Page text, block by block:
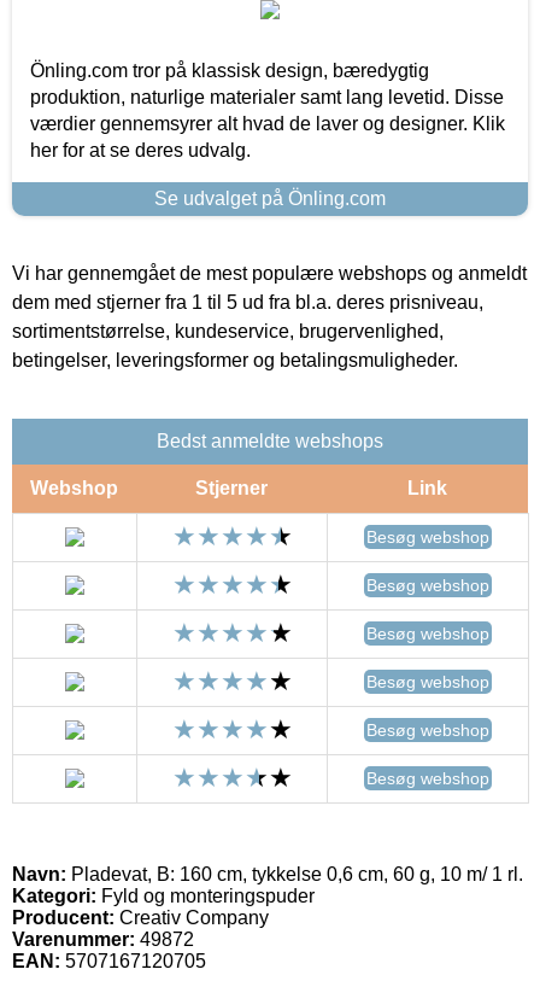
Önling.com tror på klassisk design, bæredygtig
produktion, naturlige materialer samt lang levetid. Disse
værdier gennemsyrer alt hvad de laver og designer. Klik
her for at se deres udvalg.
Se udvalget på Önling.com
Vi har gennemgået de mest populære webshops og anmeldt
dem med stjerner fra 1 til 5 ud fra bl.a. deres prisniveau,
sortimentstørrelse, kundeservice, brugervenlighed,
betingelser, leveringsformer og betalingsmuligheder.
Bedst anmeldte webshops
Webshop Stjerner Link
Besøg webshop
Besøg webshop
Besøg webshop
Besøg webshop
Besøg webshop
Besøg webshop
Navn: Pladevat, B: 160 cm, tykkelse 0,6 cm, 60 g, 10 m/ 1 rl.
Kategori: Fyld og monteringspuder
Producent: Creativ Company
Varenummer: 49872
EAN: 5707167120705